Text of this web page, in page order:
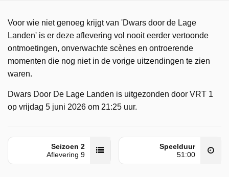
Voor wie niet genoeg krijgt van 'Dwars door de Lage
Landen' is er deze aflevering vol nooit eerder vertoonde
ontmoetingen, onverwachte scènes en ontroerende
momenten die nog niet in de vorige uitzendingen te zien
waren.
Dwars Door De Lage Landen is uitgezonden door VRT 1
op vrijdag 5 juni 2026 om 21:25 uur.
Seizoen 2
Aflevering 9
Speelduur
51:00